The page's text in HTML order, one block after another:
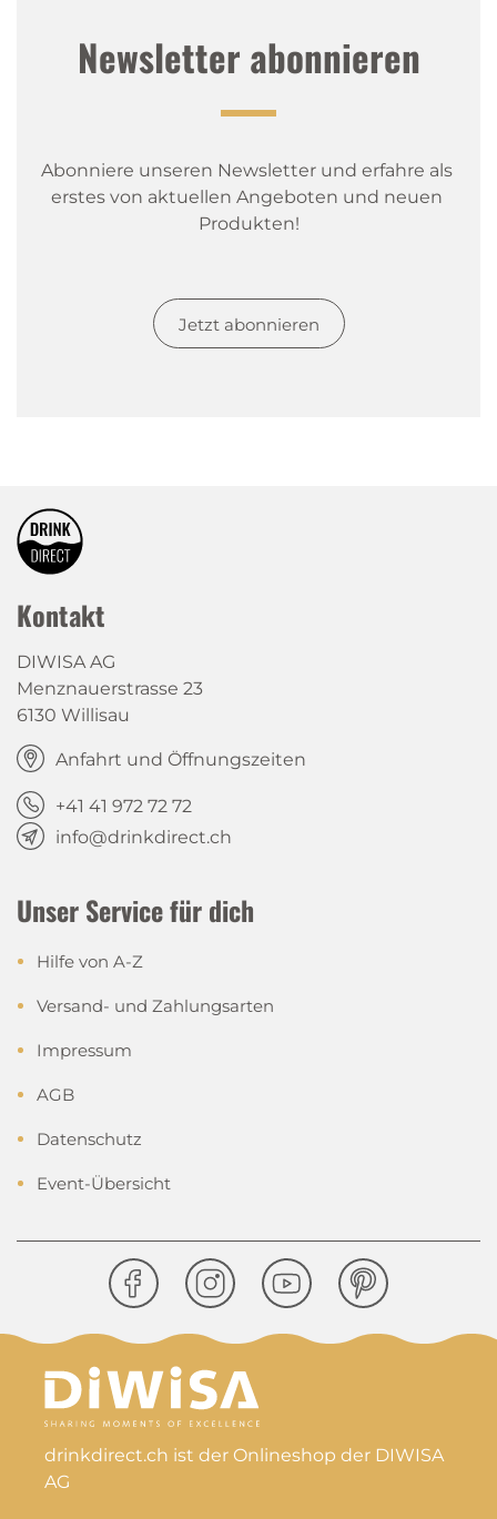
Newsletter abonnieren
Abonniere unseren Newsletter und erfahre als
erstes von aktuellen Angeboten und neuen
Produkten!
Jetzt abonnieren
Kontakt
DIWISA AG
Menznauerstrasse 23
6130 Willisau
Anfahrt und Öffnungszeiten
+41 41 972 72 72
info@drinkdirect.ch
Unser Service für dich
Hilfe von A-Z
Versand- und Zahlungsarten
Impressum
AGB
Datenschutz
Event-Übersicht
drinkdirect.ch ist der Onlineshop der DIWISA
AG